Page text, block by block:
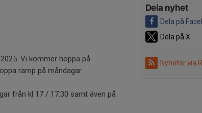
Dela nyhet
Dela på
Dela på X
Nyheter via
Vi kommer hoppa på
ramp på måndagar.
från kl 17 / 17:30 samt även på